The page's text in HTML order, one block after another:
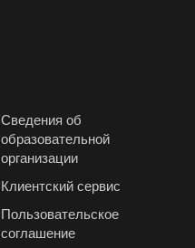
Сведения об
образовательной
организации
Клиентский сервис
Пользовательское
соглашение